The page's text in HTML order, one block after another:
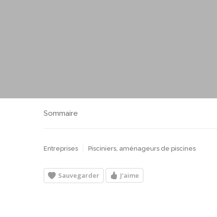
Sommaire
Entreprises Pisciniers, aménageurs de piscines
Sauvegarder J'aime